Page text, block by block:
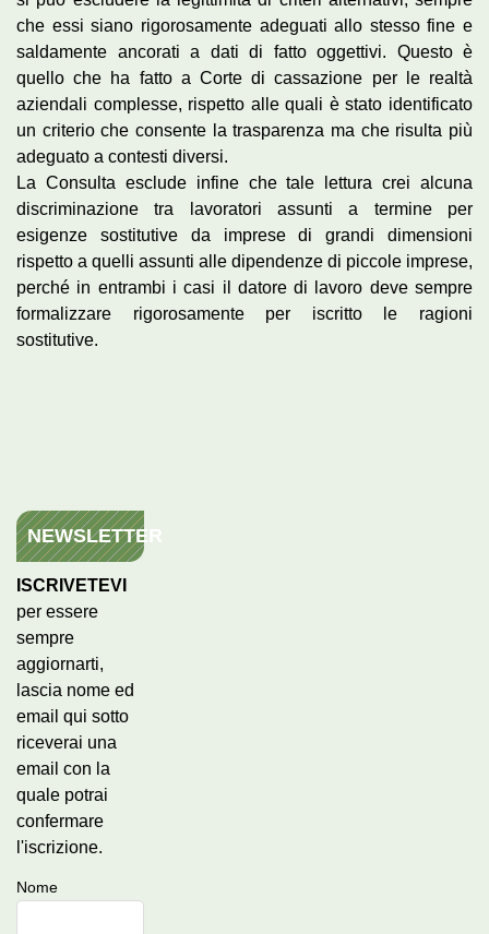
che essi siano rigorosamente adeguati allo stesso fine e
saldamente ancorati a dati di fatto oggettivi. Questo è
quello che ha fatto a Corte di cassazione per le realtà
aziendali complesse, rispetto alle quali è stato identificato
un criterio che consente la trasparenza ma che risulta più
adeguato a contesti diversi.
La Consulta esclude infine che tale lettura crei alcuna
discriminazione tra lavoratori assunti a termine per
esigenze sostitutive da imprese di grandi dimensioni
rispetto a quelli assunti alle dipendenze di piccole imprese,
perché in entrambi i casi il datore di lavoro deve sempre
formalizzare rigorosamente per iscritto le ragioni
sostitutive.
NEWSLETTER
ISCRIVETEVI
per essere
sempre
aggiornarti,
lascia nome ed
email qui sotto
riceverai una
email con la
quale potrai
confermare
l'iscrizione.
Nome